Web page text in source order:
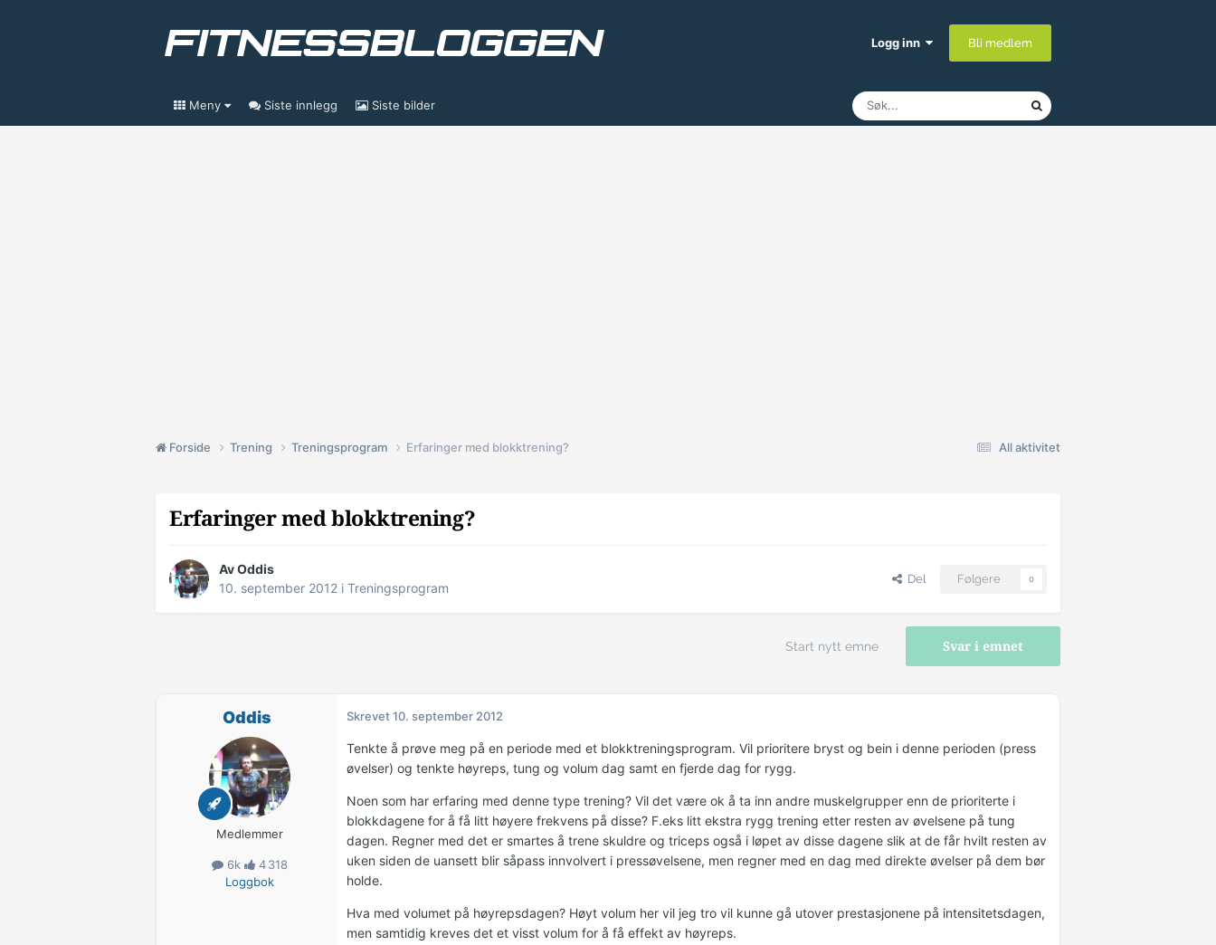
Logg inn Bli medlem
Meny Siste innlegg Siste bilder
All aktivitet
Forside Trening Treningsprogram Erfaringer med blokktrening?
Erfaringer med blokktrening?
AvOddis
10. september 2012 i Treningsprogram
Del Følgere 0
Svar i emnet
Start nytt emne
Oddis
Medlemmer
6k
4 318
Loggbok
Skrevet10. september 2012
Tenkte å prøve meg på en periode med et blokktreningsprogram. Vil prioritere bryst og bein i denne perioden (press
øvelser) og tenkte høyreps, tung og volum dag samt en fjerde dag for rygg.
Noen som har erfaring med denne type trening? Vil det være ok å ta inn andre muskelgrupper enn de prioriterte i
blokkdagene for å få litt høyere frekvens på disse? F.eks litt ekstra rygg trening etter resten av øvelsene på tung
dagen. Regner med det er smartes å trene skuldre og triceps også i løpet av disse dagene slik at de får hvilt resten av
uken siden de uansett blir såpass innvolvert i pressøvelsene, men regner med en dag med direkte øvelser på dem bør
holde.
Hva med volumet på høyrepsdagen? Høyt volum her vil jeg tro vil kunne gå utover prestasjonene på intensitetsdagen,
men samtidig kreves det et visst volum for å få effekt av høyreps.